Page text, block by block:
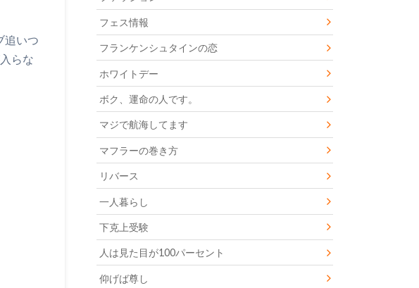
追いつ
らな
フェス情報
フランケンシュタインの恋
ホワイトデー
ボク、運命の人です。
マジで航海してます
マフラーの巻き方
リバース
一人暮らし
下克上受験
人は見た目が100パーセント
仰げば尊し